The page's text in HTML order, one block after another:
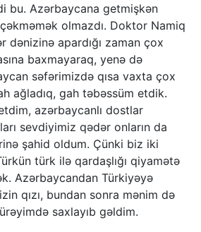
bu. Azərbaycana getmişkən
olmazdı. Doktor Namiq
dənizinə apardığı zaman çox
baxmayaraq, yenə də
səfərimizdə qısa vaxta çox
ağladıq, gah təbəssüm etdik.
azərbaycanlı dostlar
sevdiyimiz qədər onların da
şahid oldum. Çünki biz iki
türk ilə qardaşlığı qiyamətə
Azərbaycandan Türkiyəyə
qızı, bundan sonra mənim də
saxlayıb gəldim.